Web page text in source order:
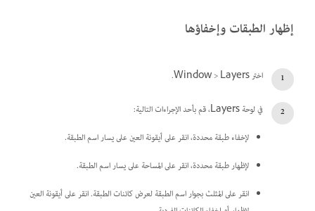
إظهار الطبقات وإخفاؤها
اختر Window > Layers.
في لوحة Layers، قم بأحد الإجراءات التالية:
لإخفاء طبقة محددة، انقر على أيقونة العين على يسار اسم الطبقة.
لإظهار طبقة محددة، انقر على المساحة على يسار اسم الطبقة.
انقر على المثلث بجوار اسم الطبقة لعرض كائنات الطبقة. انقر على أيقونة العين